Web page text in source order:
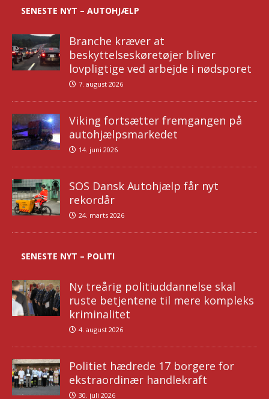
SENESTE NYT – AUTOHJÆLP
Branche kræver at
beskyttelseskøretøjer bliver
lovpligtige ved arbejde i nødsporet
7. august 2026
Viking fortsætter fremgangen på
autohjælpsmarkedet
14. juni 2026
SOS Dansk Autohjælp får nyt
rekordår
24. marts 2026
SENESTE NYT – POLITI
Ny treårig politiuddannelse skal
ruste betjentene til mere kompleks
kriminalitet
4. august 2026
Politiet hædrede 17 borgere for
ekstraordinær handlekraft
30. juli 2026